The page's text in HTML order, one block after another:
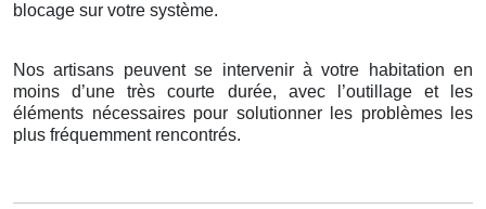
blocage sur votre système.
Nos artisans peuvent se intervenir à votre habitation en
moins d’une très courte durée, avec l’outillage et les
éléments nécessaires pour solutionner les problèmes les
plus fréquemment rencontrés.